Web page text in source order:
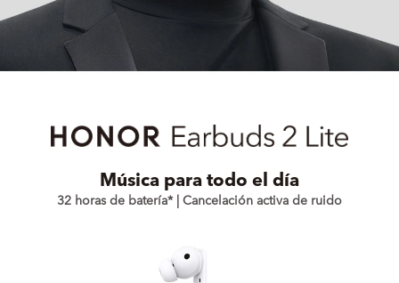
Música para todo el día
32 horas de batería* | Cancelación activa de ruido